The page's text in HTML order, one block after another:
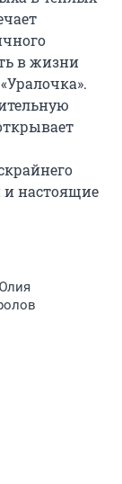
в жизни
настоящие